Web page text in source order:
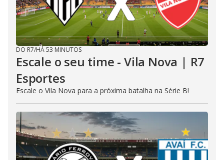
DO R7/HÁ 53 MINUTOS
Escale o seu time - Vila Nova | R7
Esportes
Escale o Vila Nova para a próxima batalha na Série B!